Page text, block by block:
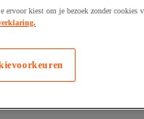
ervoor kiest om je bezoek zonder cookies